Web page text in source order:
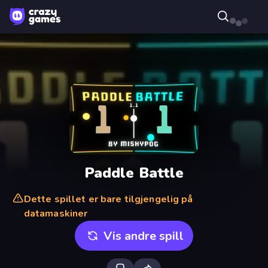
Paddle Battle
Dette spillet er bare tilgjengelig på
datamaskiner
Vis andre spill